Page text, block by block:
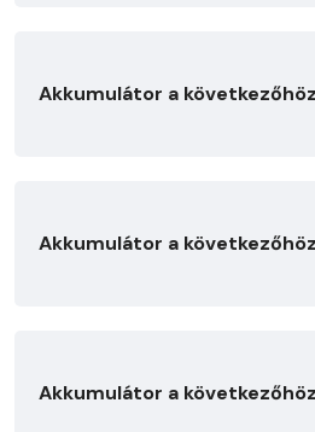
Akkumulátor a
Akkumulátor a
Akkumulátor a